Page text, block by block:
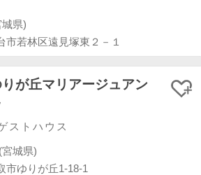
県)
市若林区遠見塚東２－１
が丘マリアージュアン
ストハウス
城県)
市ゆりが丘1-18-1